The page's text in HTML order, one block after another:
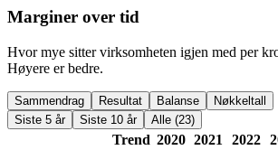
Marginer over tid
Hvor mye sitter virksomheten igjen med per
Høyere er bedre.
Sammendrag Resultat Balanse
Nøkkeltall
Siste 5 år
Siste 10 år Alle (23)
Trend 2020 2021 2022